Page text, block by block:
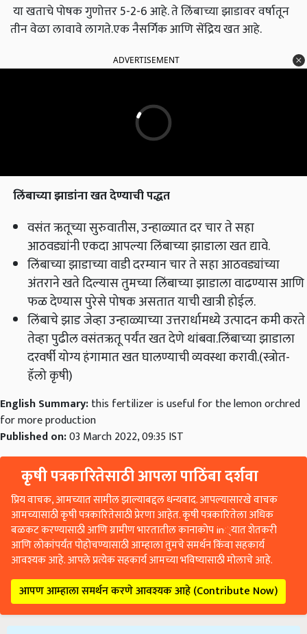
या खताचे पोषक गुणोत्तर 5-2-6 आहे. ते लिंबाच्या झाडावर वर्षातून
तीन वेळा लावावे लागते.एक नैसर्गिक आणि सेंद्रिय खत आहे.
ADVERTISEMENT
लिंबाच्या झाडांना खत देण्याची पद्धत
वसंत ऋतूच्या सुरुवातीस, उन्हाळ्यात दर चार ते सहा
आठवड्यांनी एकदा आपल्या लिंबाच्या झाडाला खत द्यावे.
लिंबाच्या झाडाच्या वाडी दरम्यान चार ते सहा आठवड्यांच्या
अंतराने खते दिल्यास तुमच्या लिंबाच्या झाडाला वाढण्यास आणि
फळ देण्यास पुरेसे पोषक असतात याची खात्री होईल.
लिंबाचे झाड जेव्हा उन्हाळ्याच्या उत्तरार्धामध्ये उत्पादन कमी करते
तेव्हा पुढील वसंतऋतू पर्यंत खत देणे थांबवा.लिंबाच्या झाडाला
दरवर्षी योग्य हंगामात खत घालण्याची व्यवस्था करावी.(स्त्रोत-
हॅलो कृषी)
English Summary:this fertilizer is useful for the lemon orchred
for more production
Published on:03 March 2022, 09:35 IST
कृषी पत्रकारितेसाठी आपला पाठिंबा दर्शवा
प्रिय वाचक, आमच्यात सामील झाल्याबद्दल धन्यवाद. आपल्यासारखे वाचक
आमच्यासाठी कृषी पत्रकारितेसाठी प्रेरणा आहेत. कृषी पत्रकारितेला अधिक
बळकट करण्यासाठी आणि ग्रामीण भारतातील कानाकोप in्यात शेतकरी
आणि लोकांपर्यंत पोहोचण्यासाठी आम्हाला तुमचे समर्थन किंवा सहकार्य
आवश्यक आहे. आपले प्रत्येक सहकार्य आमच्या भविष्यासाठी मोलाचे आहे.
आपण आम्हाला समर्थन करणे आवश्यक आहे (Contribute Now)